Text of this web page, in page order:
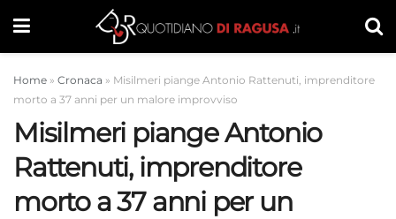
Home » Cronaca » Misilmeri piange Antonio Rattenuti, imprenditore
morto a 37 anni per un malore improvviso
Misilmeri piange Antonio
Rattenuti, imprenditore
morto a 37 anni per un